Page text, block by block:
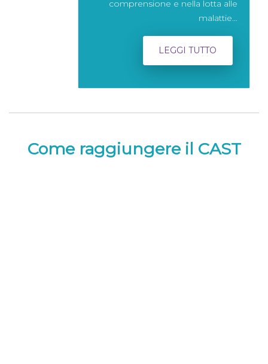
comprensione e nella lotta alle
malattie…
LEGGI TUTTO
Come raggiungere il CAST